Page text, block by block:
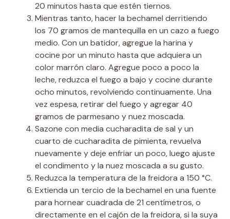
20 minutos hasta que estén tiernos.
Mientras tanto, hacer la bechamel derritiendo
los 70 gramos de mantequilla en un cazo a fuego
medio. Con un batidor, agregue la harina y
cocine por un minuto hasta que adquiera un
color marrón claro. Agregue poco a poco la
leche, reduzca el fuego a bajo y cocine durante
ocho minutos, revolviendo continuamente. Una
vez espesa, retirar del fuego y agregar 40
gramos de parmesano y nuez moscada.
Sazone con media cucharadita de sal y un
cuarto de cucharadita de pimienta, revuelva
nuevamente y deje enfriar un poco, luego ajuste
el condimento y la nuez moscada a su gusto.
Reduzca la temperatura de la freidora a 150 °C.
Extienda un tercio de la bechamel en una fuente
para hornear cuadrada de 21 centímetros, o
directamente en el cajón de la freidora, si la suya